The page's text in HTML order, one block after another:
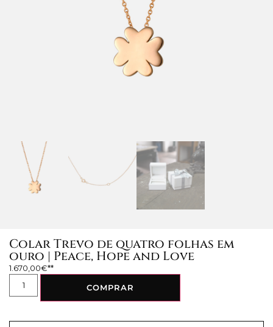
Colar Trevo de quatro folhas em
ouro | Peace, Hope and Love
1.670,00€
COMPRAR